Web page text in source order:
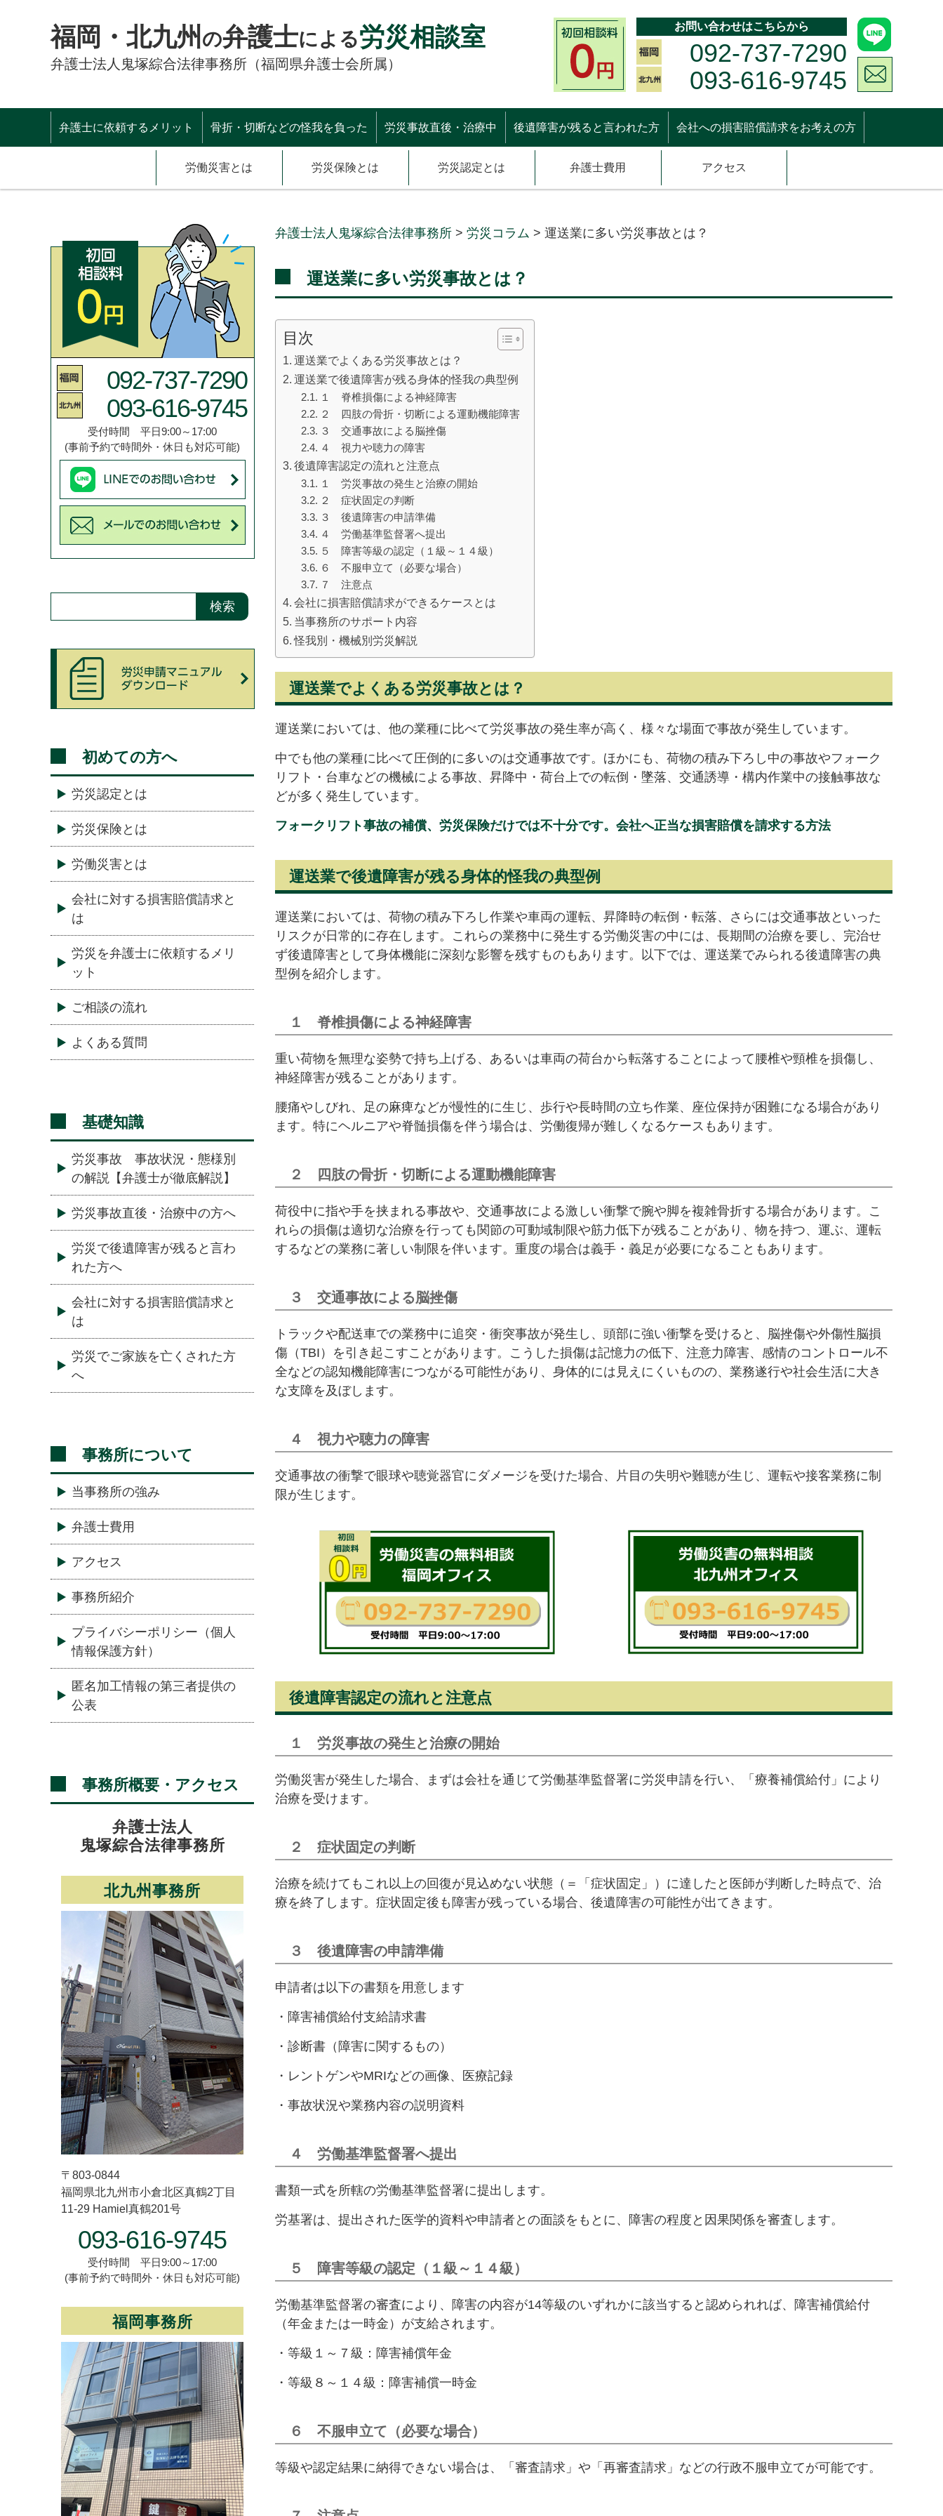
福岡・北九州 の弁護士による労災相談室
弁護士法人鬼塚綜合法律事務所（福岡県弁護士会所属）
お問い合わせはこちらから
092-737-7290
093-616-9745
弁護士に依頼するメリット 骨折・切断などの怪我を負った 労災事故直後・治療中 後遺障害が残ると言われた方 会社への損害賠償請求をお考えの方
労働災害とは 労災保険とは 労災認定とは 弁護士費用 アクセス
弁護士法人鬼塚綜合法律事務所 > 労災コラム > 運送業に多い労災事故とは？
運送業に多い労災事故とは？
目次
運送業でよくある労災事故とは？
運送業で後遺障害が残る身体的怪我の典型例
１ 脊椎損傷による神経障害
２ 四肢の骨折・切断による運動機能障害
３ 交通事故による脳挫傷
４ 視力や聴力の障害
後遺障害認定の流れと注意点
１ 労災事故の発生と治療の開始
２ 症状固定の判断
３ 後遺障害の申請準備
４ 労働基準監督署へ提出
５ 障害等級の認定（１級～１４級）
６ 不服申立て（必要な場合）
７ 注意点
会社に損害賠償請求ができるケースとは
当事務所のサポート内容
怪我別・機械別労災解説
運送業でよくある労災事故とは？
運送業においては、他の業種に比べて労災事故の発生率が高く、様々な場面で事故が発生しています。
中でも他の業種に比べて圧倒的に多いのは交通事故です。ほかにも、荷物の積み下ろし中の事故やフォーク
リフト・台車などの機械による事故、昇降中・荷台上での転倒・墜落、交通誘導・構内作業中の接触事故な
どが多く発生しています。
フォークリフト事故の補償、労災保険だけでは不十分です。会社へ正当な損害賠償を請求する方法
運送業で後遺障害が残る身体的怪我の典型例
運送業においては、荷物の積み下ろし作業や車両の運転、昇降時の転倒・転落、さらには交通事故といった
リスクが日常的に存在します。これらの業務中に発生する労働災害の中には、長期間の治療を要し、完治せ
ず後遺障害として身体機能に深刻な影響を残すものもあります。以下では、運送業でみられる後遺障害の典
型例を紹介します。
１ 脊椎損傷による神経障害
重い荷物を無理な姿勢で持ち上げる、あるいは車両の荷台から転落することによって腰椎や頸椎を損傷し、
神経障害が残ることがあります。
腰痛やしびれ、足の麻痺などが慢性的に生じ、歩行や長時間の立ち作業、座位保持が困難になる場合があり
ます。特にヘルニアや脊髄損傷を伴う場合は、労働復帰が難しくなるケースもあります。
２ 四肢の骨折・切断による運動機能障害
荷役中に指や手を挟まれる事故や、交通事故による激しい衝撃で腕や脚を複雑骨折する場合があります。こ
れらの損傷は適切な治療を行っても関節の可動域制限や筋力低下が残ることがあり、物を持つ、運ぶ、運転
するなどの業務に著しい制限を伴います。重度の場合は義手・義足が必要になることもあります。
３ 交通事故による脳挫傷
トラックや配送車での業務中に追突・衝突事故が発生し、頭部に強い衝撃を受けると、脳挫傷や外傷性脳損
傷（TBI）を引き起こすことがあります。こうした損傷は記憶力の低下、注意力障害、感情のコントロール不
全などの認知機能障害につながる可能性があり、身体的には見えにくいものの、業務遂行や社会生活に大き
な支障を及ぼします。
４ 視力や聴力の障害
交通事故の衝撃で眼球や聴覚器官にダメージを受けた場合、片目の失明や難聴が生じ、運転や接客業務に制
限が生じます。
後遺障害認定の流れと注意点
１ 労災事故の発生と治療の開始
労働災害が発生した場合、まずは会社を通じて労働基準監督署に労災申請を行い、「療養補償給付」により
治療を受けます。
２ 症状固定の判断
治療を続けてもこれ以上の回復が見込めない状態（＝「症状固定」）に達したと医師が判断した時点で、治
療を終了します。症状固定後も障害が残っている場合、後遺障害の可能性が出てきます。
３ 後遺障害の申請準備
申請者は以下の書類を用意します
・障害補償給付支給請求書
・診断書（障害に関するもの）
・レントゲンやMRIなどの画像、医療記録
・事故状況や業務内容の説明資料
４ 労働基準監督署へ提出
書類一式を所轄の労働基準監督署に提出します。
労基署は、提出された医学的資料や申請者との面談をもとに、障害の程度と因果関係を審査します。
５ 障害等級の認定（１級～１４級）
労働基準監督署の審査により、障害の内容が14等級のいずれかに該当すると認められれば、障害補償給付
（年金または一時金）が支給されます。
・等級１～７級：障害補償年金
・等級８～１４級：障害補償一時金
６ 不服申立て（必要な場合）
等級や認定結果に納得できない場合は、「審査請求」や「再審査請求」などの行政不服申立てが可能です。
092-737-7290
093-616-9745
受付時間 平日9:00～17:00
(事前予約で時間外・休日も対応可能)
検索
初めての方へ
労災認定とは
労災保険とは
労働災害とは
会社に対する損害賠償請求と
は
労災を弁護士に依頼するメリ
ット
ご相談の流れ
よくある質問
基礎知識
労災事故 事故状況・態様別
の解説【弁護士が徹底解説】
労災事故直後・治療中の方へ
労災で後遺障害が残ると言わ
れた方へ
会社に対する損害賠償請求と
は
労災でご家族を亡くされた方
へ
事務所について
当事務所の強み
弁護士費用
アクセス
事務所紹介
プライバシーポリシー（個人
情報保護方針）
匿名加工情報の第三者提供の
公表
事務所概要・アクセス
弁護士法人
鬼塚綜合法律事務所
北九州事務所
〒803-0844
福岡県北九州市小倉北区真鶴2丁目
11-29 Hamiel真鶴201号
093-616-9745
受付時間 平日9:00～17:00
(事前予約で時間外・休日も対応可能)
福岡事務所